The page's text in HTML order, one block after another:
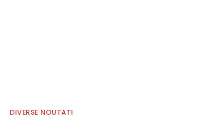
DIVERSE NOUTATI